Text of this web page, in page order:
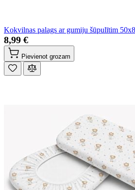
Kokvilnas palags ar gumiju šūpulītim
8,99 €
Pievienot grozam